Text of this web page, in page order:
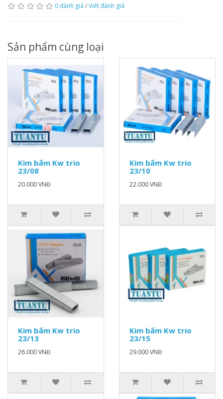
0 đánh giá /Viết đánh giá
Sản phẩm cùng loại
Kim bấm Kw trio
23/08
20.000 VNĐ
Kim bấm Kw trio
23/10
22.000 VNĐ
Kim bấm Kw trio
23/13
26.000 VNĐ
Kim bấm Kw trio
23/15
29.000 VNĐ